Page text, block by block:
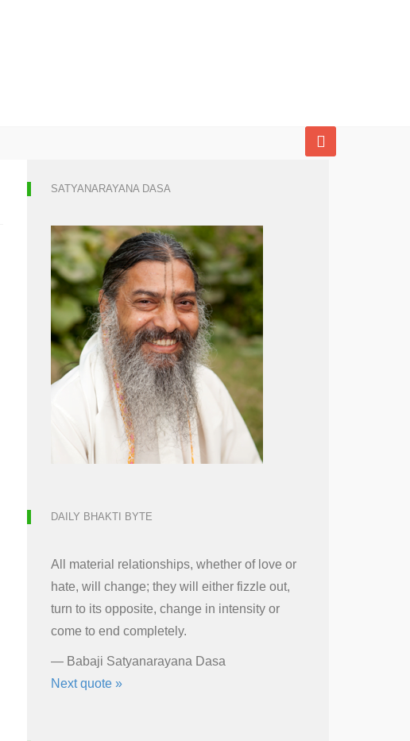
SATYANARAYANA DASA
DAILY BHAKTI BYTE
All material relationships, whether of love or
hate, will change; they will either fizzle out,
turn to its opposite, change in intensity or
come to end completely.
— Babaji Satyanarayana Dasa
Next quote »